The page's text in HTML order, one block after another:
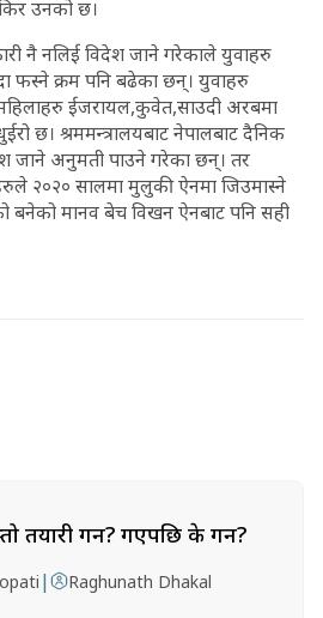
उनको छ।
नै नलिई विदेश जाने गरेकाले युवाहरु
फस्ने क्रम पनि बढेका छन्। युवाहरु
ईजरायल,कुवेत,साउदी अरबमा
छ। श्रममन्त्रालयबाट नेपालबाट दैनिक
जाने अनुमती पाउने गरेका छन्। तर
२०२० सालमा मुलुकी ऐनमा जिउमास्ने
बनेको मानव बेच विखन ऐनबाट पनि सही
तयारी गर्ने? गएपछि के गर्ने?
| Raghunath Dhakal